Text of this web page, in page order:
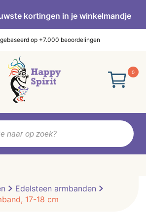
kortingen in je winkelmandje
gebaseerd op +7.000 beoordelingen
0
Edelsteen armbanden
17-18 cm